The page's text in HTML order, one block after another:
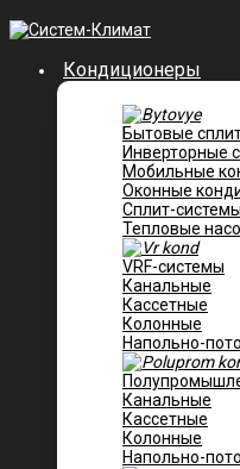
Кондиционеры
Бытовые
Инверторные
Мобильные
Оконные
Сплит-
Тепловые
VRF-системы
Канальные
Касcетные
Колонные
Напольно-
Канальные
Кассетные
Колонные
Напольно-